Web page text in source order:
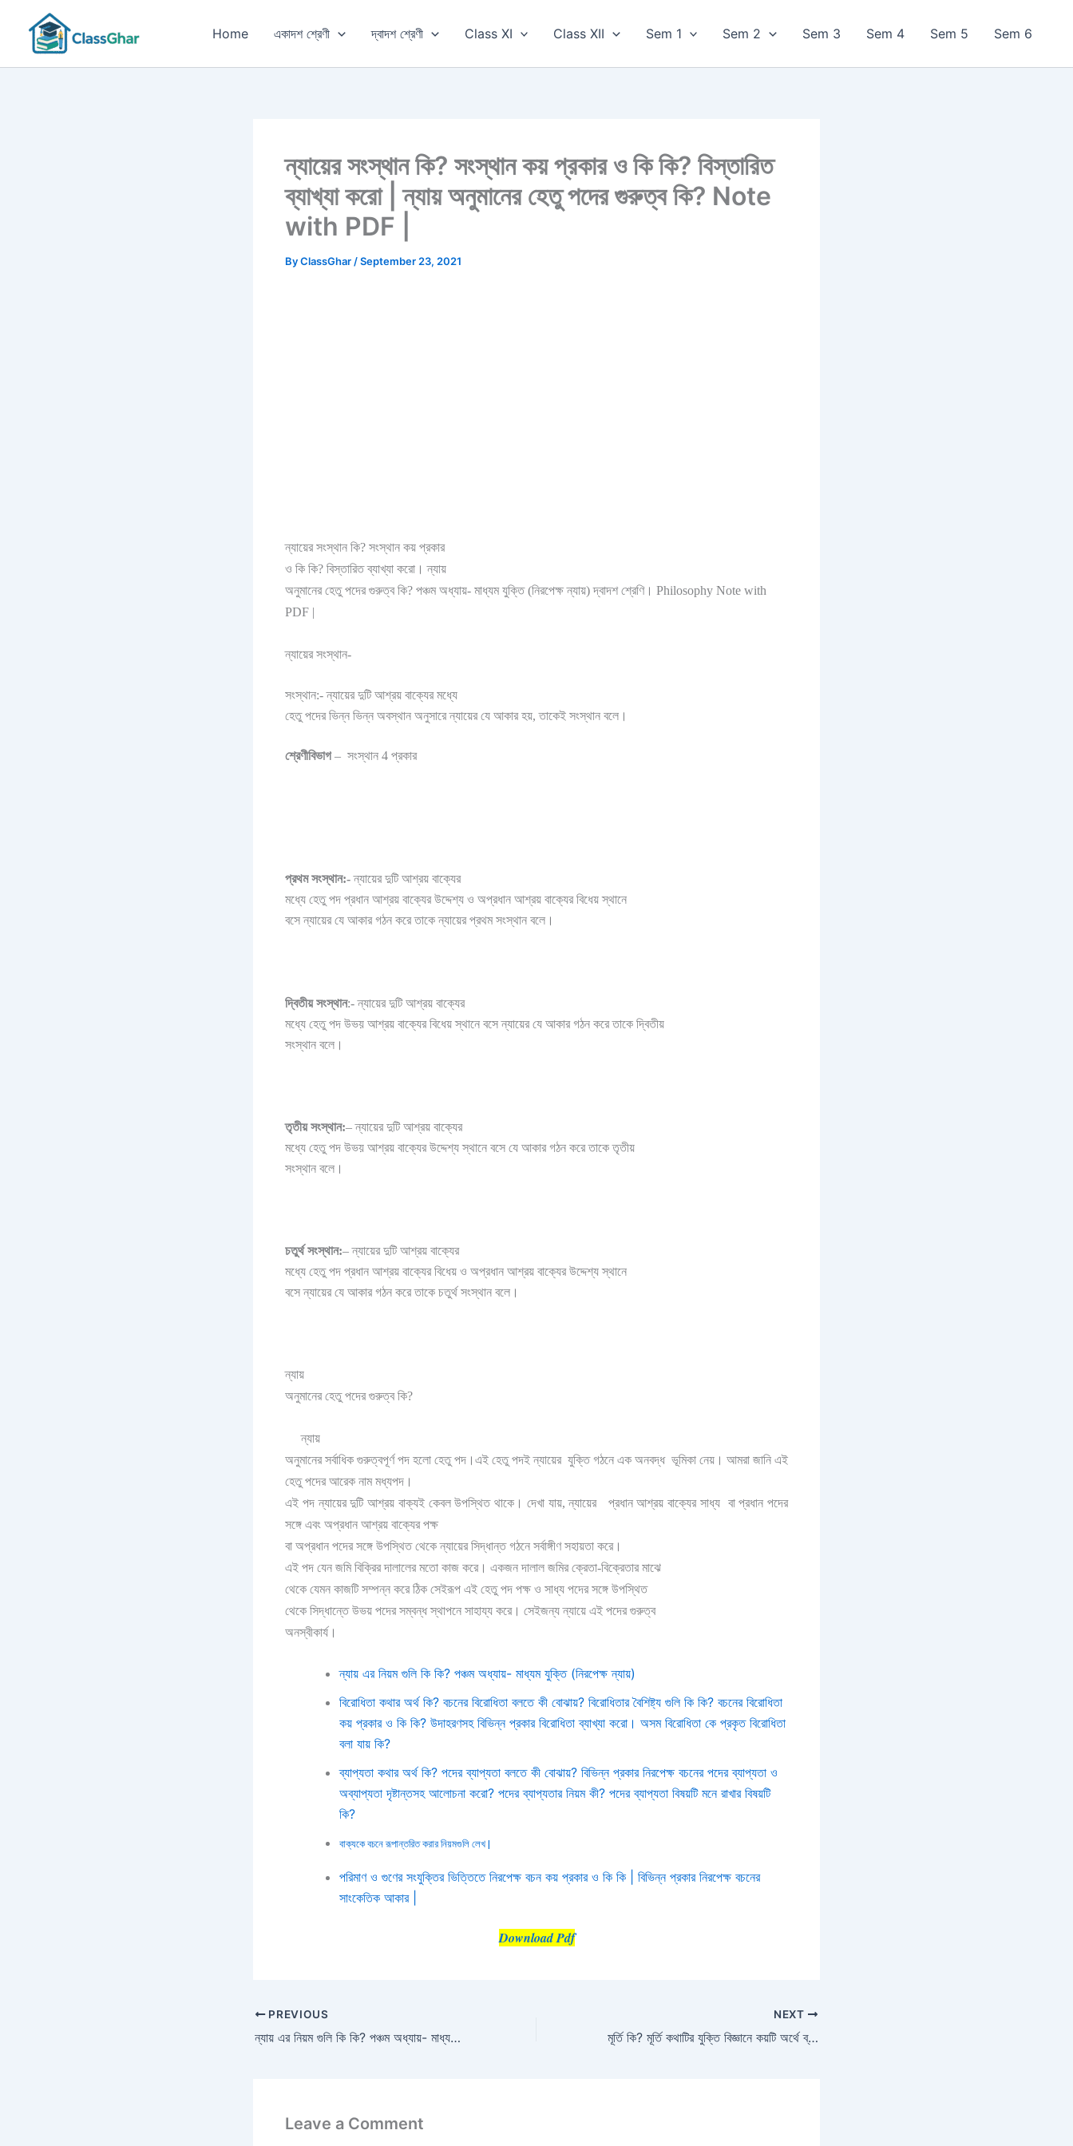
content
Home একাদশ শ্রেণী দ্বাদশ শ্রেণী Class XI Class XII Sem 1 Sem 2 Sem 3 Sem 4 Sem 5 Sem 6
ন্যায়ের সংস্থান কি? সংস্থান কয় প্রকার ও কি কি? বিস্তারিত
ব্যাখ্যা করো | ন্যায় অনুমানের হেতু পদের গুরুত্ব কি? Note
with PDF |
ByClassGhar /September 23, 2021
ন্যায়ের সংস্থান কি? সংস্থান কয় প্রকার
ও কি কি? বিস্তারিত ব্যাখ্যা করো।ন্যায়
অনুমানের হেতু পদের গুরুত্ব কি? পঞ্চম অধ্যায়- মাধ্যম যুক্তি (নিরপেক্ষ ন্যায়) দ্বাদশ শ্রেণি। Philosophy Note with
PDF |
ন্যায়ের সংস্থান-
সংস্থান:- ন্যায়ের দুটি আশ্রয় বাক্যের মধ্যে
হেতু পদের ভিন্ন ভিন্ন অবস্থান অনুসারে ন্যায়ের যে আকার হয়, তাকেই সংস্থান বলে।
শ্রেণীবিভাগ– সংস্থান 4 প্রকার
প্রথম সংস্থান:-ন্যায়ের দুটি আশ্রয় বাক্যের
মধ্যে হেতু পদ প্রধান আশ্রয় বাক্যের উদ্দেশ্য ও অপ্রধান আশ্রয় বাক্যের বিধেয় স্থানে
বসে ন্যায়ের যে আকার গঠন করে তাকে ন্যায়ের প্রথম সংস্থান বলে।
দ্বিতীয় সংস্থান:- ন্যায়ের দুটি আশ্রয় বাক্যের
মধ্যে হেতু পদ উভয় আশ্রয় বাক্যের বিধেয় স্থানে বসে ন্যায়ের যে আকার গঠন করে তাকে দ্বিতীয়
সংস্থান বলে।
তৃতীয় সংস্থান:– ন্যায়ের দুটি আশ্রয় বাক্যের
মধ্যে হেতু পদ উভয় আশ্রয় বাক্যের উদ্দেশ্য স্থানে বসে যে আকার গঠন করে তাকে তৃতীয়
সংস্থান বলে।
চতুর্থ সংস্থান:– ন্যায়ের দুটি আশ্রয় বাক্যের
মধ্যে হেতু পদ প্রধান আশ্রয় বাক্যের বিধেয় ও অপ্রধান আশ্রয় বাক্যের উদ্দেশ্য স্থানে
বসে ন্যায়ের যে আকার গঠন করে তাকে চতুর্থ সংস্থান বলে।
ন্যায়
অনুমানের হেতু পদের গুরুত্ব কি?
ন্যায়
অনুমানের সর্বাধিক গুরুত্বপূর্ণ পদ হলো হেতু পদ।এই হেতু পদই ন্যায়ের যুক্তি গঠনে এক অনবদ্ধ ভূমিকা নেয়। আমরা জানি এই
হেতু পদের আরেক নাম মধ্যপদ।
এই পদ ন্যায়ের দুটি আশ্রয় বাক্যই কেবল উপস্থিত থাকে। দেখা যায়, ন্যায়ের
প্রধান আশ্রয় বাক্যের সাধ্য বা প্রধান পদের
সঙ্গে এবং অপ্রধান আশ্রয় বাক্যের পক্ষ
বা অপ্রধান পদের সঙ্গে উপস্থিত থেকে ন্যায়ের সিদ্ধান্ত গঠনে সর্বাঙ্গীণ সহায়তা করে।
এই পদ যেন জমি বিক্রির দালালের মতো কাজ করে। একজন দালাল জমির ক্রেতা-বিক্রেতার মাঝে
থেকে যেমন কাজটি সম্পন্ন করে ঠিক সেইরূপ এই হেতু পদ পক্ষ ও সাধ্য পদের সঙ্গে উপস্থিত
থেকে সিদ্ধান্তে উভয় পদের সম্বন্ধ স্থাপনে সাহায্য করে। সেইজন্য ন্যায়ে এই পদের গুরুত্ব
অনস্বীকার্য।
ন্যায় এর নিয়ম গুলি কি কি? পঞ্চম অধ্যায়- মাধ্যম যুক্তি (নিরপেক্ষ ন্যায়)
বিরোধিতা কথার অর্থ কি? বচনের বিরোধিতা বলতে কী বোঝায়? বিরোধিতার বৈশিষ্ট্য গুলি কি কি? বচনের বিরোধিতা
কয় প্রকার ও কি কি? উদাহরণসহ বিভিন্ন প্রকার বিরোধিতা ব্যাখ্যা করো। অসম বিরোধিতা কে প্রকৃত বিরোধিতা
বলা যায় কি?
ব্যাপ্যতা কথার অর্থ কি? পদের ব্যাপ্যতা বলতে কী বোঝায়? বিভিন্ন প্রকার নিরপেক্ষ বচনের পদের ব্যাপ্যতা ও
অব্যাপ্যতা দৃষ্টান্তসহ আলোচনা করো? পদের ব্যাপ্যতার নিয়ম কী? পদের ব্যাপ্যতা বিষয়টি মনে রাখার বিষয়টি
কি?
বাক্যকে বচনে রূপান্তরিত করার নিয়মগুলি লেখ |
পরিমাণ ও গুণের সংযুক্তির ভিত্তিতে নিরপেক্ষ বচন কয় প্রকার ও কি কি | বিভিন্ন প্রকার নিরপেক্ষ বচনের
সাংকেতিক আকার |
Download Pdf
PREVIOUS
ন্যায় এর নিয়ম গুলি কি কি? পঞ্চম অধ্যায়- মাধ্যম যুক্তি (নিরপেক্ষ ন্যায়) Note with PDF |
NEXT
মূর্তি কি? মূর্তি কথাটির যুক্তি বিজ্ঞানে কয়টি অর্থে ব্যবহৃত হয়? দৃষ্টান্তসহ ব্যাখ্যা কর | Note with PDF |
Leave a Comment